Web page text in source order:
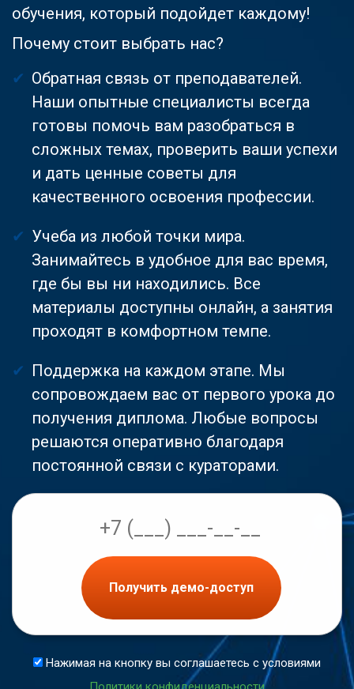
обучения, который подойдет каждому!
Почему стоит выбрать нас?
Обратная связь от преподавателей.
Наши опытные специалисты всегда
готовы помочь вам разобраться в
сложных темах, проверить ваши успехи
и дать ценные советы для
качественного освоения профессии.
Учеба из любой точки мира.
Занимайтесь в удобное для вас время,
где бы вы ни находились. Все
материалы доступны онлайн, а занятия
проходят в комфортном темпе.
Поддержка на каждом этапе. Мы
сопровождаем вас от первого урока до
получения диплома. Любые вопросы
решаются оперативно благодаря
постоянной связи с кураторами.
Получить демо-доступ
Нажимая на кнопку вы соглашаетесь с условиями